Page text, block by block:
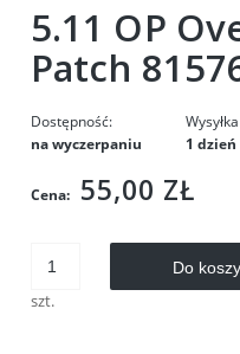
5.11 OP
Patch
Dostępność:
na wyczerpaniu
1 dzień
Cena: 55,00 ZŁ
szt.
Do